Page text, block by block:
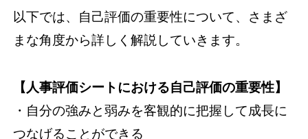
以下では、自己評価の重要性について、さまざ
まな角度から詳しく解説していきます。
【人事評価シートにおける自己評価の重要性】
・自分の強みと弱みを客観的に把握して成長に
つなげることができる